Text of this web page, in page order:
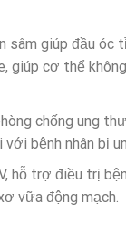
sâm giúp đầu óc
giúp cơ thể
chống ung
với bệnh nhân bị
hỗ trợ điều trị
vữa động mạch.